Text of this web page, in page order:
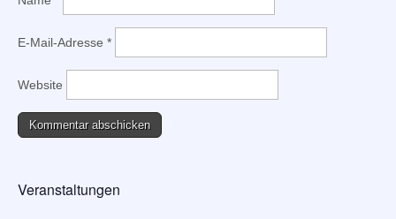
E-Mail-Adresse *
Website
Veranstaltungen